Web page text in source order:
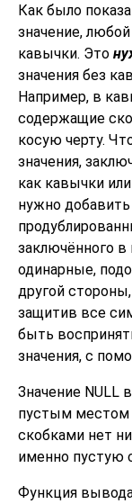
Как было
значение,
кавычки. Это
значения без
Например, в
содержащие
косую черту.
значения,
как кавычки
нужно
заключённого
одинарные,
другой
защитив все
быть
значения, с
Значение NULL
пустым местом
скобками нет
именно пустую
Функция